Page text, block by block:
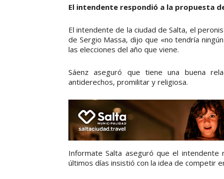
El intendente respondió a la propuesta
El intendente de la ciudad de Salta, el
de Sergio Massa, dijo que «no tendría
las elecciones del año que viene.
Sáenz aseguró que tiene una buena
antiderechos, promilitar y religiosa.
Informate Salta aseguró que el intendente
últimos días insistió con la idea de competir